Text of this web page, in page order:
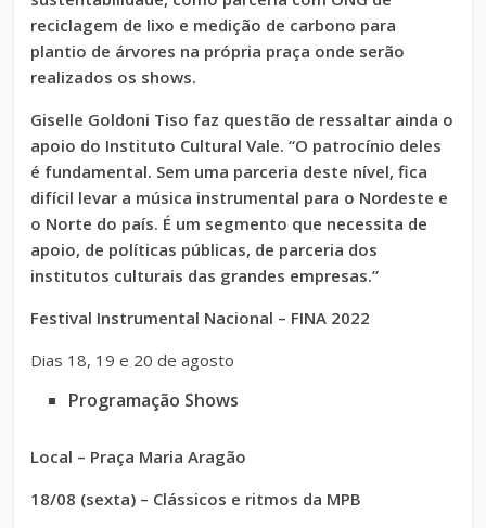
reciclagem de lixo e medição de carbono para
plantio de árvores na própria praça onde serão
realizados os shows.
Giselle Goldoni Tiso faz questão de ressaltar ainda o
apoio do Instituto Cultural Vale. “O patrocínio deles
é fundamental. Sem uma parceria deste nível, fica
difícil levar a música instrumental para o Nordeste e
o Norte do país. É um segmento que necessita de
apoio, de políticas públicas, de parceria dos
institutos culturais das grandes empresas.”
Festival Instrumental Nacional – FINA 2022
Dias 18, 19 e 20 de agosto
Programação Shows
Local – Praça Maria Aragão
18/08 (sexta) – Clássicos e ritmos da MPB